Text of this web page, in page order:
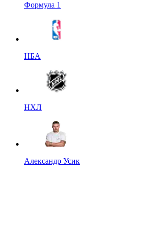
Формула 1
НБА
НХЛ
Александр Усик